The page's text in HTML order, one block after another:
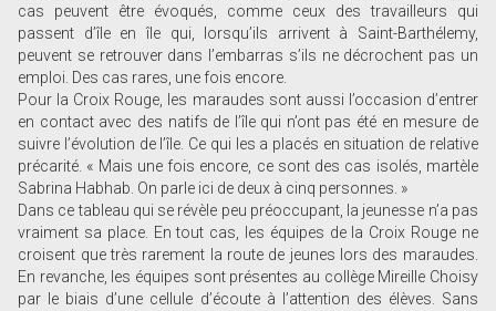
cas peuvent être évoqués, comme ceux des travailleurs qui
passent d’île en île qui, lorsqu’ils arrivent à Saint-Barthélemy,
peuvent se retrouver dans l’embarras s’ils ne décrochent pas un
emploi. Des cas rares, une fois encore.
Pour la Croix Rouge, les maraudes sont aussi l’occasion d’entrer
en contact avec des natifs de l’île qui n’ont pas été en mesure de
suivre l’évolution de l’île. Ce qui les a placés en situation de relative
précarité. « Mais une fois encore, ce sont des cas isolés, martèle
Sabrina Habhab. On parle ici de deux à cinq personnes. »
Dans ce tableau qui se révèle peu préoccupant, la jeunesse n’a pas
vraiment sa place. En tout cas, les équipes de la Croix Rouge ne
croisent que très rarement la route de jeunes lors des maraudes.
En revanche, les équipes sont présentes au collège Mireille Choisy
par le biais d’une cellule d’écoute à l’attention des élèves. Sans